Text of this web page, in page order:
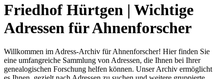
Friedhof Hürtgen | Wichtige
Adressen für Ahnenforscher
Willkommen im Adress-Archiv für Ahnenforscher! Hier finden Sie
eine umfangreiche Sammlung von Adressen, die Ihnen bei Ihrer
genealogischen Forschung helfen können. Unser Archiv ermöglicht